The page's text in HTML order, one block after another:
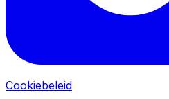
Cookiebeleid